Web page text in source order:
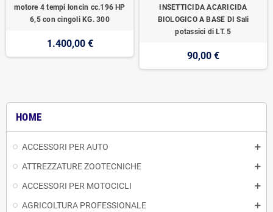
HOME
ACCESSORI PER AUTO
ATTREZZATURE ZOOTECNICHE
ACCESSORI PER MOTOCICLI
AGRICOLTURA PROFESSIONALE
motore 4 tempi loncin cc.196 HP
6,5 con cingoli KG. 300
1.400,00 €
INSETTICIDA ACARICIDA
BIOLOGICO A BASE DI Sali
potassici di LT. 5
90,00 €